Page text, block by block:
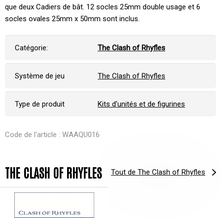
que deux Cadiers de bât. 12 socles 25mm double usage et 6
socles ovales 25mm x 50mm sont inclus.
Catégorie: The Clash of Rhyfles
Système de jeu The Clash of Rhyfles
Type de produit Kits d'unités et de figurines
Code de l'article : WAAQU016
THE CLASH OF RHYFLES Tout de The Clash of Rhyfles